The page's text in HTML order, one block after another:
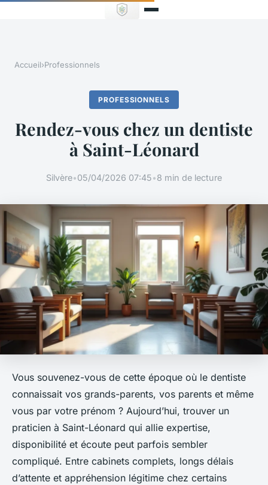
Accueil›Professionnels
PROFESSIONNELS
Rendez-vous chez un dentiste
à Saint-Léonard
Silvère•05/04/2026 07:45•8 min de lecture
Vous souvenez-vous de cette époque où le dentiste
connaissait vos grands-parents, vos parents et même
vous par votre prénom ? Aujourd’hui, trouver un
praticien à Saint-Léonard qui allie expertise,
disponibilité et écoute peut parfois sembler
compliqué. Entre cabinets complets, longs délais
d’attente et appréhension légitime chez certains